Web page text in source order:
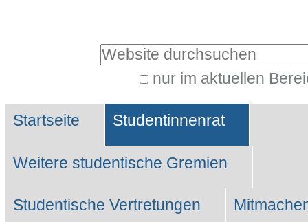
Website durchsuchen
nur im aktuellen
Suche…
Sektionen
Startseite Studentinnenrat
Weitere studentische Gremien
Studentische Vertretungen